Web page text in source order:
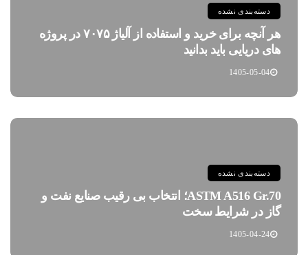
دسته‌بندی نشده
هر آنچه برای خرید و استفاده از آلیاژ ۷۰۷۵ در پروژه
های دریایی باید بدانید
1405-05-04
دسته‌بندی نشده
ASTM A516 Gr.70؛ انتخاب بی رقیب صنایع نفت و
گاز در شرایط سخت
1405-04-24